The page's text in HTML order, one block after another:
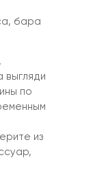
бара
выгляди
по
из